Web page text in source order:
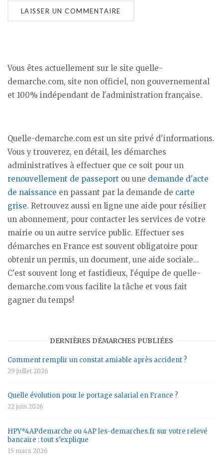
Vous êtes actuellement sur le site quelle-
demarche.com, site non officiel, non gouvernemental
et 100% indépendant de l'administration française.
Quelle-demarche.com est un site privé d'informations.
Vous y trouverez, en détail, les démarches
administratives à effectuer que ce soit pour un
renouvellement de passeport ou une demande d'acte
de naissance en passant par la demande de carte
grise. Retrouvez aussi en ligne une aide pour résilier
un abonnement, pour contacter les services de votre
mairie ou un autre service public. Effectuer ses
démarches en France est souvent obligatoire pour
obtenir un permis, un document, une aide sociale...
C'est souvent long et fastidieux, l'équipe de quelle-
demarche.com vous facilite la tâche et vous fait
gagner du temps!
DERNIÈRES DÉMARCHES PUBLIÉES
Comment remplir un constat amiable après accident ?
29 juillet 2026
Quelle évolution pour le portage salarial en France ?
22 juin 2026
HPY*4APdemarche ou 4AP les-demarches.fr sur votre relevé
bancaire : tout s’explique
15 mars 2026